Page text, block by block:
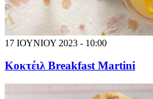
17 ΙΟΥΝΙΟΥ 2023 - 10:00
Κοκτέιλ Breakfast Martini